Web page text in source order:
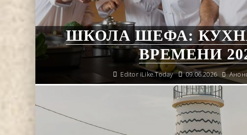
ШКОЛА ШЕФА:
ВРЕМЕНИ
Editor iLike.Today 09.06.2026